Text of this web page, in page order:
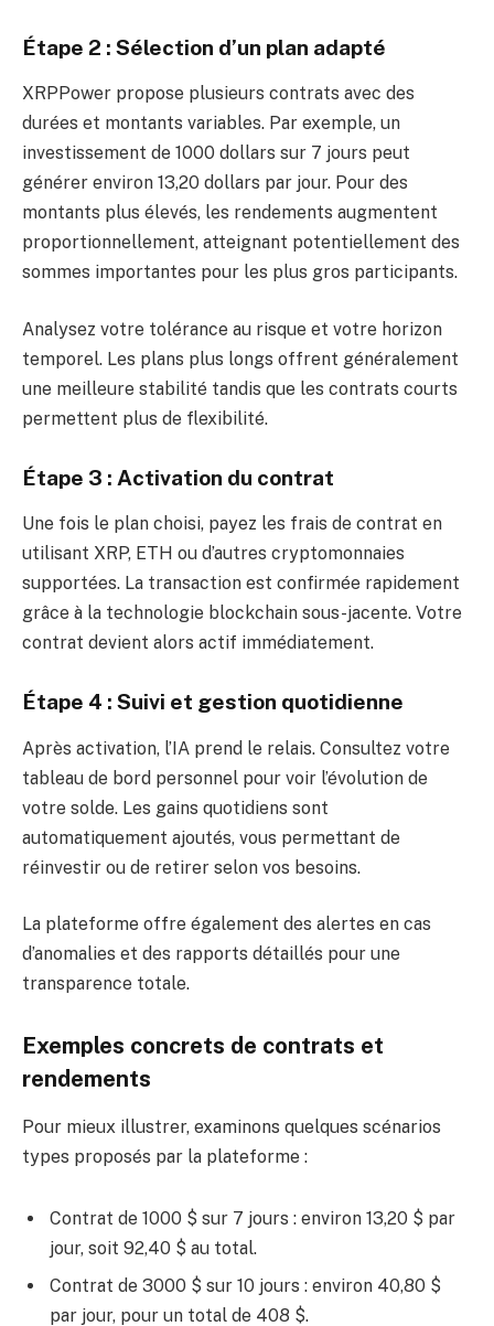
Étape 2 : Sélection d’un plan adapté
XRPPower propose plusieurs contrats avec des
durées et montants variables. Par exemple, un
investissement de 1000 dollars sur 7 jours peut
générer environ 13,20 dollars par jour. Pour des
montants plus élevés, les rendements augmentent
proportionnellement, atteignant potentiellement des
sommes importantes pour les plus gros participants.
Analysez votre tolérance au risque et votre horizon
temporel. Les plans plus longs offrent généralement
une meilleure stabilité tandis que les contrats courts
permettent plus de flexibilité.
Étape 3 : Activation du contrat
Une fois le plan choisi, payez les frais de contrat en
utilisant XRP, ETH ou d’autres cryptomonnaies
supportées. La transaction est confirmée rapidement
grâce à la technologie blockchain sous-jacente. Votre
contrat devient alors actif immédiatement.
Étape 4 : Suivi et gestion quotidienne
Après activation, l’IA prend le relais. Consultez votre
tableau de bord personnel pour voir l’évolution de
votre solde. Les gains quotidiens sont
automatiquement ajoutés, vous permettant de
réinvestir ou de retirer selon vos besoins.
La plateforme offre également des alertes en cas
d’anomalies et des rapports détaillés pour une
transparence totale.
Exemples concrets de contrats et
rendements
Pour mieux illustrer, examinons quelques scénarios
types proposés par la plateforme :
Contrat de 1000 $ sur 7 jours : environ 13,20 $ par
jour, soit 92,40 $ au total.
Contrat de 3000 $ sur 10 jours : environ 40,80 $
par jour, pour un total de 408 $.